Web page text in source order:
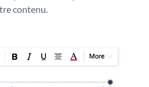
contenu.